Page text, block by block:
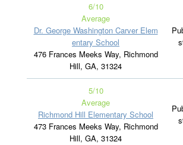
6/10
Average
Dr. George Washington Carver Elem
entary School
476 Frances Meeks Way, Richmond
Hill, GA, 31324
5/10
Average
Richmond Hill Elementary School
473 Frances Meeks Way, Richmond
Hill, GA, 31324